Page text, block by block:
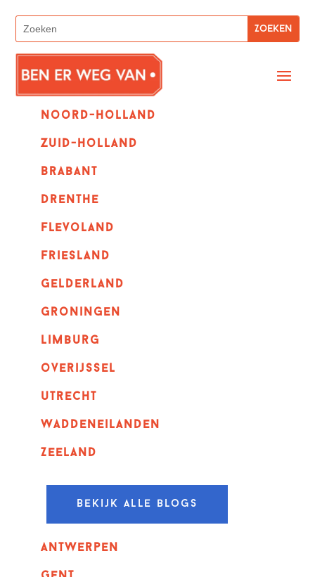
Noord-holland
zuid-holland
Brabant
Drenthe
Flevoland
Friesland
Gelderland
Groningen
Limburg
overijssel
utrecht
Waddeneilanden
Zeeland
Bekijk alle blogs
Antwerpen